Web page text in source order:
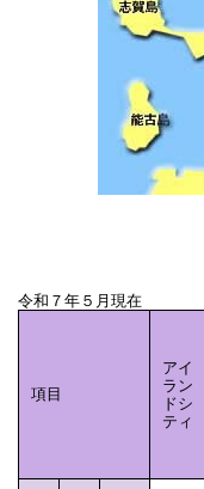
令和７年５月現在
項目
アイ
ラン
ドシ
ティ